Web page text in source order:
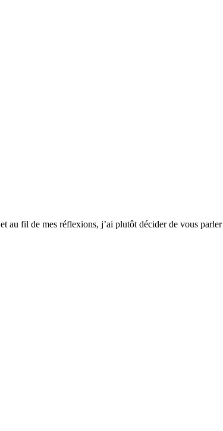
fil de mes réflexions, j’ai plutôt décider de vous